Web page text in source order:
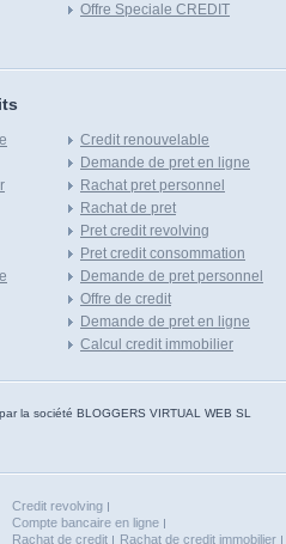
Offre Speciale CREDIT
Credit renouvelable
Demande de pret en ligne
Rachat pret personnel
Rachat de pret
Pret credit revolving
Pret credit consommation
Demande de pret personnel
Offre de credit
Demande de pret en ligne
Calcul credit immobilier
la société BLOGGERS VIRTUAL WEB SL
Credit revolving
Compte bancaire en ligne
Rachat de credit Rachat de credit immobilier